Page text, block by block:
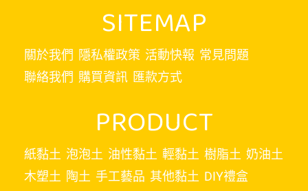
SITEMAP
關於我們 隱私權政策 活動快報 常見問題
聯絡我們 購買資訊 匯款方式
PRODUCT
紙黏土 泡泡土 油性黏土 輕黏土 樹脂土 奶油土
木塑土 陶土 手工藝品 其他黏土 DIY禮盒